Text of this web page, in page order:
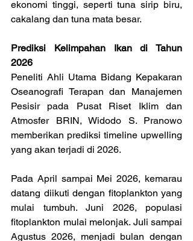
ekonomi tinggi, seperti tuna sirip biru,
cakalang dan tuna mata besar.
Prediksi Kelimpahan Ikan di Tahun
2026
Peneliti Ahli Utama Bidang Kepakaran
Oseanografi Terapan dan Manajemen
Pesisir pada Pusat Riset Iklim dan
Atmosfer BRIN, Widodo S. Pranowo
memberikan prediksi timeline upwelling
yang akan terjadi di 2026.
Pada April sampai Mei 2026, kemarau
datang diikuti dengan fitoplankton yang
mulai tumbuh. Juni 2026, populasi
fitoplankton mulai melonjak. Juli sampai
Agustus 2026, menjadi bulan dengan